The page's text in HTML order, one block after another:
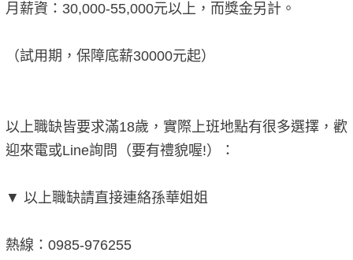
月薪資：30,000-55,000元以上，而獎金另計。
（試用期，保障底薪30000元起）
以上職缺皆要求滿18歲，實際上班地點有很多選擇，歡
迎來電或Line詢問（要有禮貌喔!）：
▼ 以上職缺請直接連絡孫華姐姐
熱線：0985-976255